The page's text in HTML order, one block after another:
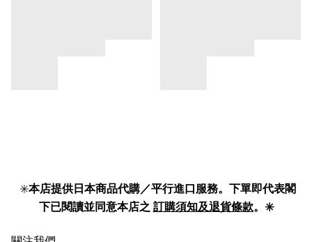
✳️本店提供日本商品代購／平行進口服務。下單即代表閣
下已閱讀並同意本店之 訂購須知及退貨條款。✳️